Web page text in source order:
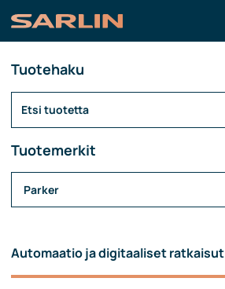
Tuotehaku
Tuotemerkit
Parker
Automaatio ja digitaaliset ratkaisut